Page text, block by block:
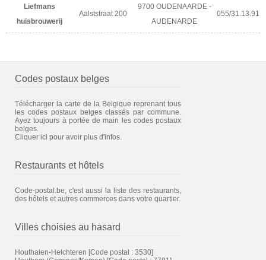
Liefmans
huisbrouwerij
Aalststraat 200
9700 OUDENAARDE -
AUDENARDE
055/31.13.91
Codes postaux belges
Télécharger la carte de la Belgique reprenant tous
les codes postaux belges classés par commune.
Ayez toujours à portée de main les codes postaux
belges.
Cliquer ici pour avoir plus d'infos.
Restaurants et hôtels
Code-postal.be, c'est aussi la liste des restaurants,
des hôtels et autres commerces dans votre quartier.
Villes choisies au hasard
Houthalen-Helchteren [Code postal : 3530]